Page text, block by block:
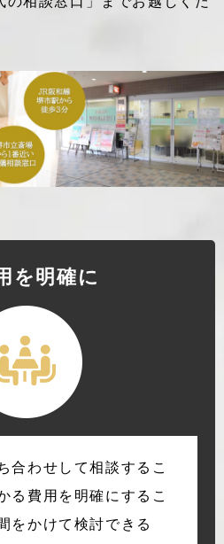
を明確に
合わせして相談するこ
る費用を明確にするこ
をかけて検討できる